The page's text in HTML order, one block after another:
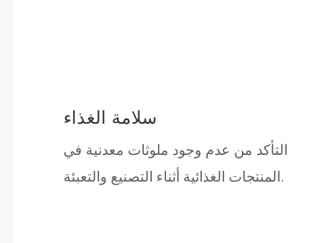
سلامة الغذاء
التأكد من عدم وجود ملوثات معدنية في
المنتجات الغذائية أثناء التصنيع والتعبئة.